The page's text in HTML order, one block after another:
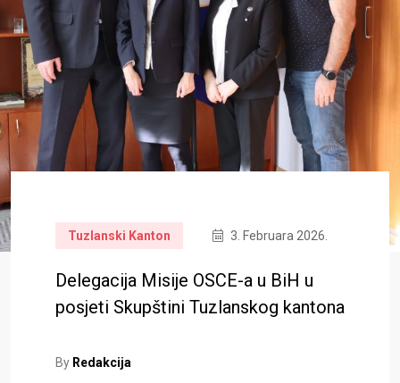
Tuzlanski Kanton 3. Februara 2026.
Delegacija Misije OSCE-a u BiH u
posjeti Skupštini Tuzlanskog kantona
By Redakcija